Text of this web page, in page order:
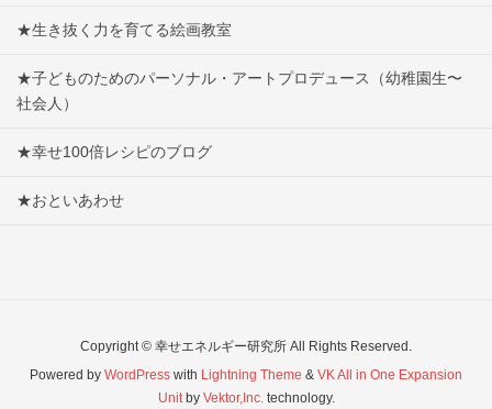
★生き抜く力を育てる絵画教室
★子どものためのパーソナル・アートプロデュース（幼稚園生〜
社会人）
★幸せ100倍レシピのブログ
★おといあわせ
Copyright © 幸せエネルギー研究所 All Rights Reserved.
Powered by WordPress with Lightning Theme & VK All in One Expansion
Unitby Vektor,Inc.technology.